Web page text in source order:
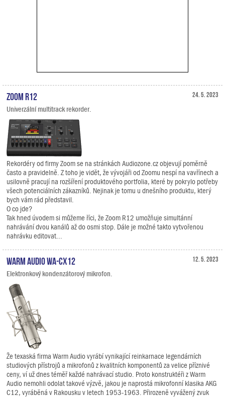
24. 5. 2023
Zoom R12
Univerzální multitrack rekorder.
Rekordéry od firmy Zoom se na stránkách Audiozone.cz objevují poměrně
často a pravidelně. Z toho je vidět, že vývojáři od Zoomu nespí na vavřínech a
usilovně pracují na rozšíření produktového portfolia, které by pokrylo potřeby
všech potenciálních zákazníků. Nejinak je tomu u dnešního produktu, který
bych vám rád představil.
O co jde?
Tak hned úvodem si můžeme říci, že Zoom R12 umožňuje simultánní
nahrávání dvou kanálů až do osmi stop. Dále je možné takto vytvořenou
nahrávku editovat...
12. 5. 2023
Warm Audio WA-CX12
Elektronkový kondenzátorový mikrofon.
Že texaská firma Warm Audio vyrábí vynikající reinkarnace legendárních
studiových přístrojů a mikrofonů z kvalitních komponentů za velice příznivé
ceny, ví už dnes téměř každé nahrávací studio. Proto konstruktéři z Warm
Audio nemohli odolat takové výzvě, jakou je naprostá mikrofonní klasika AKG
C12, vyráběná v Rakousku v letech 1953-1963. Přirozeně vyvážený zvuk